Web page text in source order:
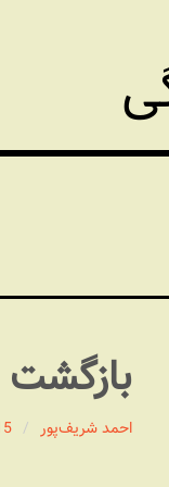
بازگشت
احمد شریف‌پور 15